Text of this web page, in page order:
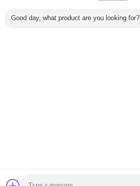
Good day, what product are you looking for?